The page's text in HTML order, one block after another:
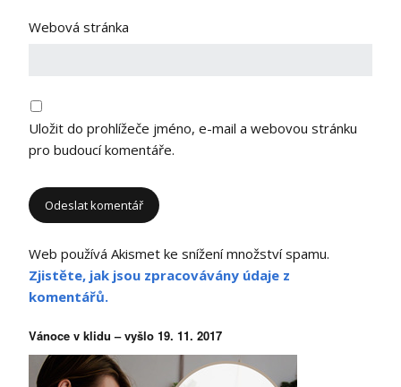
Webová stránka
Uložit do prohlížeče jméno, e-mail a webovou stránku
pro budoucí komentáře.
Web používá Akismet ke snížení množství spamu.
Zjistěte, jak jsou zpracovávány údaje z
komentářů.
Vánoce v klidu – vyšlo 19. 11. 2017